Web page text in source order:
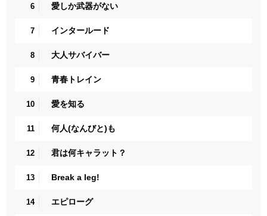
6 愛しか武器がない
7 インタールード
8 大人サバイバー
9 青春トレイン
10 愛を知る
11 何人(なんびと)も
12 君は何キャラット？
13 Break a leg!
14 エピローグ